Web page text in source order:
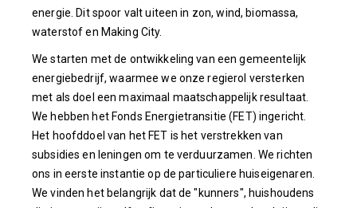
energie. Dit spoor valt uiteen in zon, wind, biomassa,
waterstof en Making City.
We starten met de ontwikkeling van een gemeentelijk
energiebedrijf, waarmee we onze regierol versterken
met als doel een maximaal maatschappelijk resultaat.
We hebben het Fonds Energietransitie (FET) ingericht.
Het hoofddoel van het FET is het verstrekken van
subsidies en leningen om te verduurzamen. We richten
ons in eerste instantie op de particuliere huiseigenaren.
We vinden het belangrijk dat de "kunners", huishoudens